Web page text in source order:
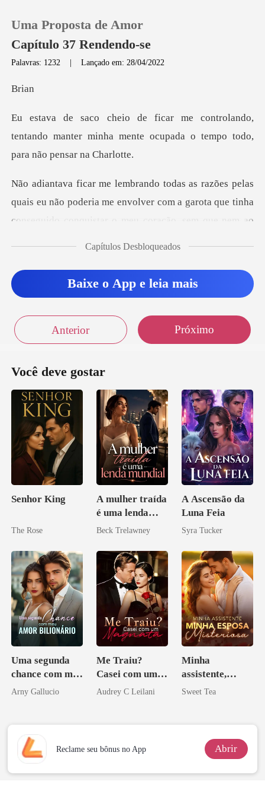
Loja
Histórico
Uma Proposta de Amor
Capítulo 37 Rendendo-se
Palavras: 1232 |Lançado em: 28/04/2022
r
lando,
tentando manter minha mente ocupada
deria me envolver com a garota que tinha
conseguido conquistar o meu c
Capítulos Desbloqueados
Baixe o App e leia mais
Anterior Próximo
Você deve gostar
Senhor King
The Rose
A mulher traída
é uma lenda
mundial
Beck Trelawney
A Ascensão da
Luna Feia
Syra Tucker
Uma segunda
chance com meu
amor bilionário
Arny Gallucio
Me Traiu?
Casei com um
Magnata
Audrey C Leilani
Minha
assistente,
minha esposa
Sweet Tea
Reclame seu bônus no App Abrir